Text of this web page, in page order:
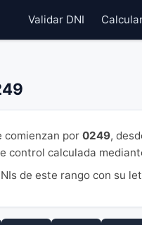
Validar DNI
comienzan por 0249,
control calculada
de este rango con su